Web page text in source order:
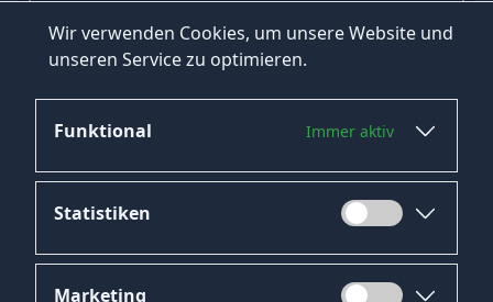
Wir verwenden Cookies, um unsere Website und
unseren Service zu optimieren.
Funktional Immer aktiv
Statistiken
Marketing
Verkäufer Recklinghausen Jobs
Mehr Jobs in Recklinghausen ansehen